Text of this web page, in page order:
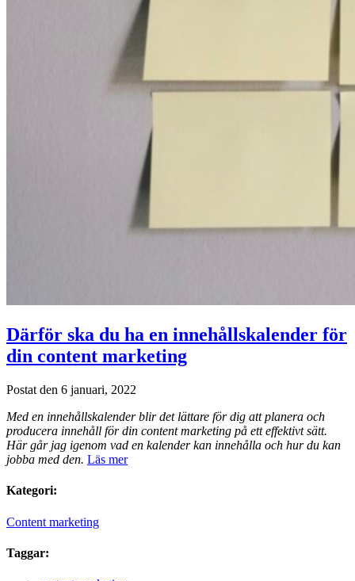
Därför ska du ha en innehållskalender för
din content marketing
Postat den 6 januari, 2022
Med en innehållskalender blir det lättare för dig att planera och
producera innehåll för din content marketing på ett effektivt sätt.
Här går jag igenom vad en kalender kan innehålla och hur du kan
jobba med den. Läs mer
Kategori:
Content marketing
Taggar: